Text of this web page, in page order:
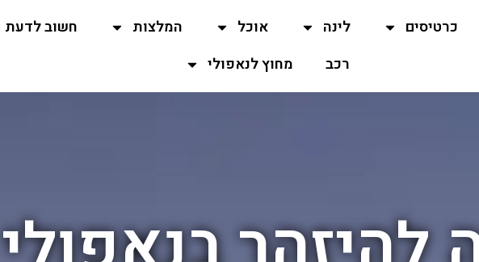
כרטיסים לינה אוכל המלצות חשוב לדעת
רכב
מחוץ לנאפולי